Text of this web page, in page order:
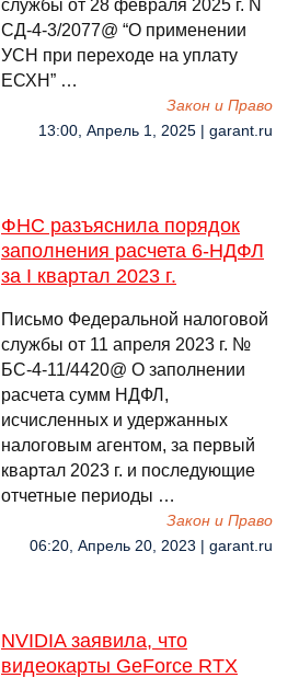
службы от 28 февраля 2025 г. N
СД-4-3/2077@ “О применении
УСН при переходе на уплату
ЕСХН” …
Закон и Право
13:00, Апрель 1, 2025 | garant.ru
ФНС разъяснила порядок
заполнения расчета 6-НДФЛ
за I квартал 2023 г.
Письмо Федеральной налоговой
службы от 11 апреля 2023 г. №
БС-4-11/4420@ О заполнении
расчета сумм НДФЛ,
исчисленных и удержанных
налоговым агентом, за первый
квартал 2023 г. и последующие
отчетные периоды …
Закон и Право
06:20, Апрель 20, 2023 | garant.ru
NVIDIA заявила, что
видеокарты GeForce RTX